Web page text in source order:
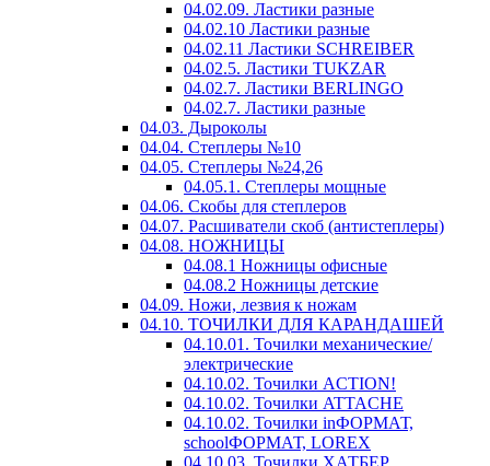
04.02.09. Ластики разные
04.02.10 Ластики разные
04.02.11 Ластики SCHREIBER
04.02.5. Ластики TUKZAR
04.02.7. Ластики BERLINGO
04.02.7. Ластики разные
04.03. Дыроколы
04.04. Степлеры №10
04.05. Степлеры №24,26
04.05.1. Степлеры мощные
04.06. Скобы для степлеров
04.07. Расшиватели скоб (антистеплеры)
04.08. НОЖНИЦЫ
04.08.1 Ножницы офисные
04.08.2 Ножницы детские
04.09. Ножи, лезвия к ножам
04.10. ТОЧИЛКИ ДЛЯ КАРАНДАШЕЙ
04.10.01. Точилки механические/
электрические
04.10.02. Точилки ACTION!
04.10.02. Точилки ATTACHE
04.10.02. Точилки inФОРМАТ,
schoolФОРМАТ, LOREX
04.10.03. Точилки ХАТБЕР